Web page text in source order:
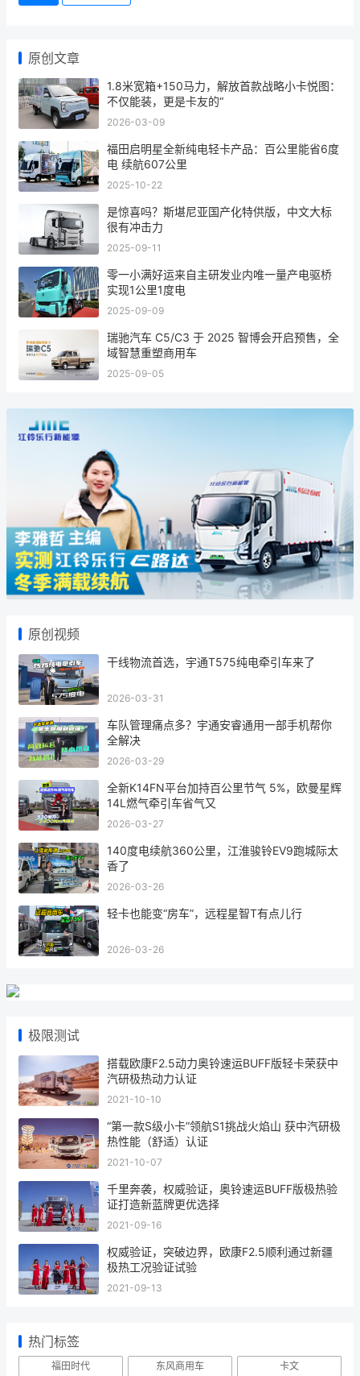
原创文章
1.8米宽箱+150马力，解放首款战略小卡悦图：
不仅能装，更是卡友的“
2026-03-09
福田启明星全新纯电轻卡产品：百公里能省6度
电 续航607公里
2025-10-22
是惊喜吗？斯堪尼亚国产化特供版，中文大标
很有冲击力
2025-09-11
零一小满好运来自主研发业内唯一量产电驱桥
实现1公里1度电
2025-09-09
瑞驰汽车 C5/C3 于 2025 智博会开启预售，全
域智慧重塑商用车
2025-09-05
原创视频
干线物流首选，宇通T575纯电牵引车来了
2026-03-31
车队管理痛点多？宇通安睿通用一部手机帮你
全解决
2026-03-29
全新K14FN平台加持百公里节气 5%，欧曼星辉
14L燃气牵引车省气又
2026-03-27
140度电续航360公里，江淮骏铃EV9跑城际太
香了
2026-03-26
轻卡也能变“房车”，远程星智T有点儿行
2026-03-26
极限测试
搭载欧康F2.5动力奥铃速运BUFF版轻卡荣获中
汽研极热动力认证
2021-10-10
“第一款S级小卡”领航S1挑战火焰山 获中汽研极
热性能（舒适）认证
2021-10-07
千里奔袭，权威验证，奥铃速运BUFF版极热验
证打造新蓝牌更优选择
2021-09-16
权威验证，突破边界，欧康F2.5顺利通过新疆
极热工况验证试验
2021-09-13
热门标签
福田时代 东风商用车 卡文